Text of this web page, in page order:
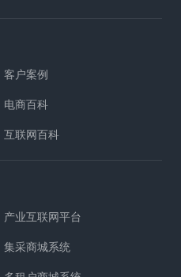
客户案例
电商百科
互联网百科
产业互联网平台
集采商城系统